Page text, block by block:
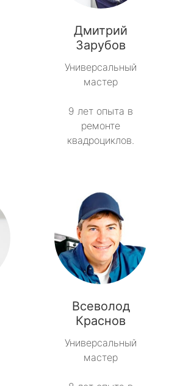
Дмитрий
Зарубов
Универсальный
мастер
9 лет опыта в
ремонте
квадроциклов.
Всеволод
Краснов
Универсальный
мастер